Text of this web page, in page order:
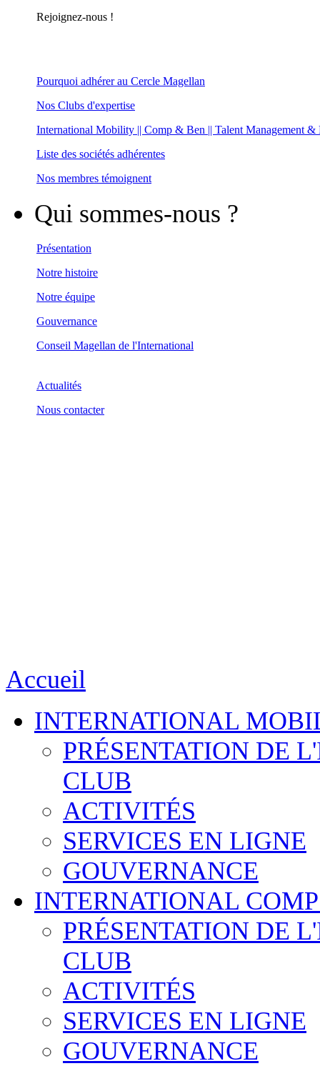
Rejoignez-nous !
Pourquoi adhérer au Cercle Magellan
Nos Clubs d'expertise
International Mobility || Comp & Ben || Talent Management &
Liste des sociétés adhérentes
Nos membres témoignent
Qui sommes-nous ?
Présentation
Notre histoire
Notre équipe
Gouvernance
Conseil Magellan de l'International
Actualités
Nous contacter
Accueil
INTERNATIONAL
PRÉSENTATION DE
CLUB
ACTIVITÉS
SERVICES EN LIGNE
GOUVERNANCE
INTERNATIONAL
PRÉSENTATION DE
CLUB
ACTIVITÉS
SERVICES EN LIGNE
GOUVERNANCE